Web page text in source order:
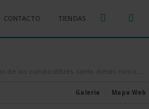
CONTACTO TIENDAS
por los aires, es conveniente intentar ahorrar todo el combustible que se pueda, [...]
Galería Mapa Web